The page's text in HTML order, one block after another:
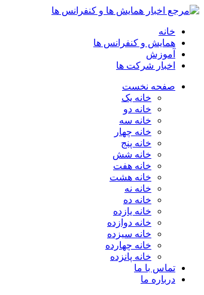
خانه
همایش و کنفرانس ها
آموزش
اخبار شرکت ها
صفحه نخست
خانه یک
خانه دو
خانه سه
خانه چهار
خانه پنج
خانه شش
خانه هفت
خانه هشت
خانه نه
خانه ده
خانه یازده
خانه دوازده
خانه سیزده
خانه چهارده
خانه پانزده
تماس با ما
درباره ما